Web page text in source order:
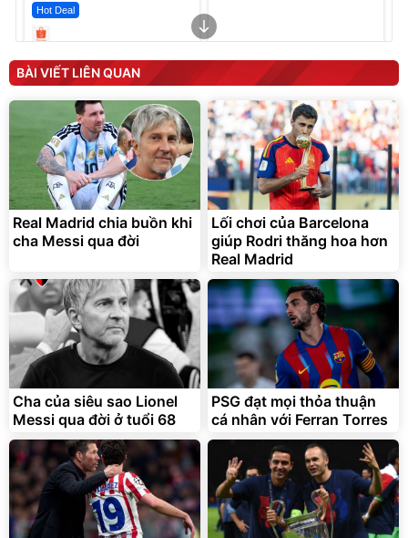
Hot Deal
Máy ép chậm trái cây
Elmich JEE 1855OL
3.000.000đ
2.143.650đ
Flash Sale
Máy rửa xe cầm tay xịt rửa
cao áp có tạo bọt tuyết
399.000đ
Đã bán nhiều
Bạt phủ xe ô tô cao cấp,
tráng nhôm 03 lớp
325.000đ
Đã bán nhiều
Xe đạp điện trợ lực G-
Force C14 gấp gọn bỏ cốp
tiện lợi
9.900.000đ
7.092.000đ
Đang xem nhiều
G-FORCE VIETNA
BÀI VIẾT LIÊN QUAN
Real Madrid chia buồn khi
cha Messi qua đời
Lối chơi của Barcelona
giúp Rodri thăng hoa hơn
Real Madrid
Cha của siêu sao Lionel
Messi qua đời ở tuổi 68
PSG đạt mọi thỏa thuận
cá nhân với Ferran Torres